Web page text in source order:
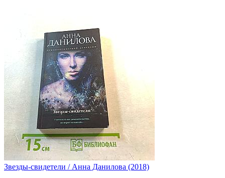
Звезды-свидетели / Анна Данилова (2018)